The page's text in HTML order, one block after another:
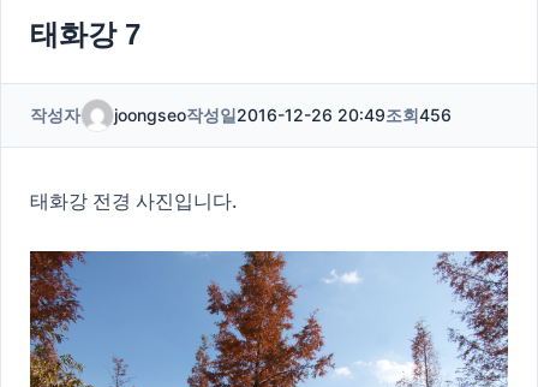
태화강 7
작성자 joongseo작성일2016-12-26 20:49조회456
태화강 전경 사진입니다.